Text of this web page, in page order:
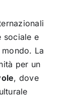
sociale e
La
per un
, dove